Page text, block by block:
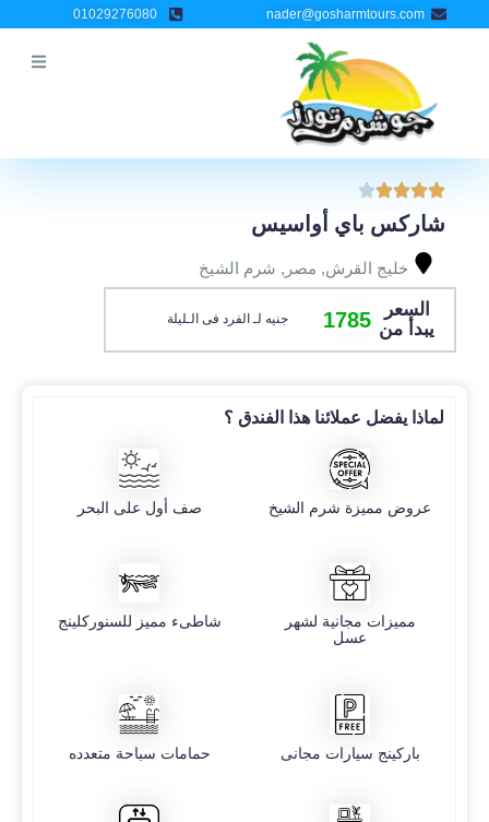
إلى
nader@gosharmtours.com
01029276080
شاركس باي أواسيس
خليج القرش, مصر , شرم الشيخ
السعر
يبدأ من 1785 جنيه لـ الفرد فى الـليلة
لماذا يفضل عملائنا هذا الفندق ؟
عروض مميزة شرم الشيخ صف أول على البحر
مميزات مجانية لشهر
عسل
شاطىء مميز للسنوركلينج
باركينج سيارات مجانى حمامات سباحة متعدده